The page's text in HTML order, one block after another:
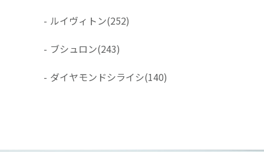
- ルイヴィトン(252)
- ブシュロン(243)
- ダイヤモンドシライシ(140)